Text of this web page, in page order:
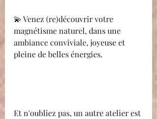
💫 Venez (re)découvrir votre
magnétisme naturel, dans une
ambiance conviviale, joyeuse et
pleine de belles énergies.
Et n'oubliez pas, un autre atelier est